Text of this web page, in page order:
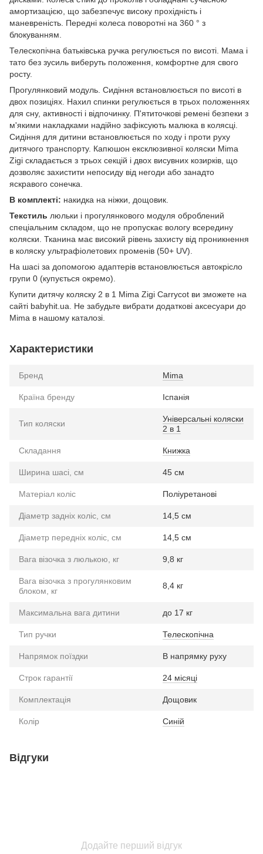
амортизацією, що забезпечує високу прохідність і
маневреність. Передні колеса поворотні на 360 ° з
блокуванням.
Телескопічна батьківська ручка регулюється по висоті. Мама і
тато без зусиль виберуть положення, комфортне для свого
росту.
Прогулянковий модуль. Сидіння встановлюється по висоті в
двох позиціях. Нахил спинки регулюється в трьох положеннях
для сну, активності і відпочинку. П'ятиточкові ремені безпеки з
м'якими накладками надійно зафіксують малюка в колясці.
Сидіння для дитини встановлюється по ходу і проти руху
дитячого транспорту. Капюшон ексклюзивної коляски Mima
Zigi складається з трьох секцій і двох висувних козирків, що
дозволяє захистити непосиду від негоди або занадто
яскравого сонечка.
В комплекті: накидка на ніжки, дощовик.
Текстиль люльки і прогулянкового модуля оброблений
спеціальним складом, що не пропускає вологу всередину
коляски. Тканина має високий рівень захисту від проникнення
в коляску ультрафіолетових променів (50+ UV).
На шасі за допомогою адаптерів встановлюється автокрісло
групи 0 (купується окремо).
Купити дитячу коляску 2 в 1 Mima Zigi Carrycot ви зможете на
сайті babyhit.ua. Не забудьте вибрати додаткові аксесуари до
Mima в нашому каталозі.
Характеристики
Бренд Mima
Країна бренду Іспанія
Тип коляски
Універсальні коляски
2 в 1
Складання Книжка
Ширина шасі, см 45 см
Матеріал коліс Поліуретанові
Діаметр задніх коліс, см 14,5 см
Діаметр передніх коліс, см 14,5 см
Вага візочка з люлькою, кг 9,8 кг
Вага візочка з прогулянковим
блоком, кг
8,4 кг
Максимальна вага дитини до 17 кг
Тип ручки Телескопічна
Напрямок поїздки В напрямку руху
Строк гарантії 24 місяці
Комплектація Дощовик
Колір Синій
Відгуки
Додайте перший відгук